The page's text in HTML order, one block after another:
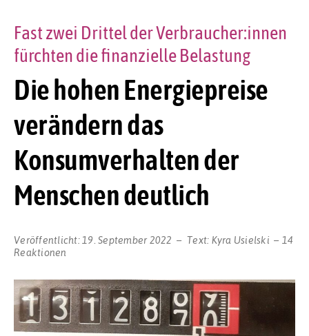
Die hohen Energiepreise
verändern das
Konsumverhalten der
Menschen deutlich
Fast zwei Drittel der Verbraucher:innen
fürchten die finanzielle Belastung
Veröffentlicht: 19. September 2022 Text: Kyra Usielski
14
Reaktionen